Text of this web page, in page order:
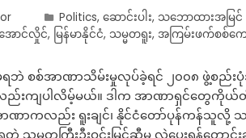
Politics, ဆောင်းပါး, သဘောထားအမြင်
ောင်လှိုင်, မြန်မာနိုင်ငံ, သမ္မတရူး, အကြမ်းဖက်စစ်က
စစ်အာဏာသိမ်းမှုလုပ်ခဲ့ရင် ၂၀၀၈ ဖွဲ့စည်းပုံ
ည်းကျပါလိမ့်မယ်။ ဒါက အာဏာရှင်တွေကိုယ်
အာဏာကလည်း ရူးချင်၊ နိုင်ငံတော်ပုန်ကန်သူ
ရတဲ့ သမ္မတကြီးဦးဝင်းမြင့်ဆီမှ လွှဲပေးရန်တေ